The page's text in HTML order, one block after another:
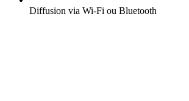
Diffusion via Wi-Fi ou Bluetooth